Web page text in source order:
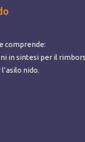
comprende:
in sintesi per il
nido.